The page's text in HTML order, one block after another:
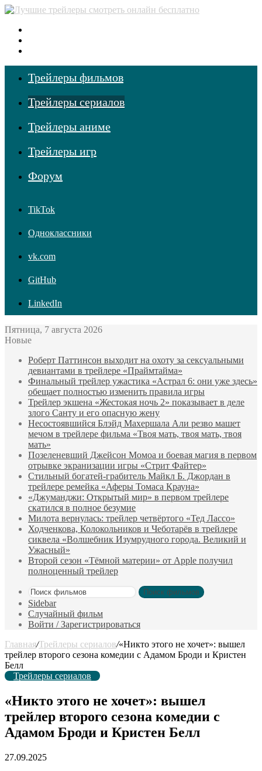
Трейлеры фильмов
Трейлеры сериалов
Трейлеры аниме
Трейлеры игр
Форум
TikTok
Одноклассники
vk.com
GitHub
LinkedIn
Пятница, 7 августа 2026
Новые
Роберт Паттинсон выходит на охоту за сексуальными
девиантами в трейлере «Праймтайма»
Финальный трейлер ужастика «Астрал 6: они уже здесь»
обещает полностью изменить правила игры
Трейлер экшена «Жестокая ночь 2» показывает в деле
злого Санту и его опасную жену
Несостоявшийся Блэйд Махершала Али резво машет
мечом в трейлере фильма «Твоя мать, твоя мать, твоя
мать»
Позеленевший Джейсон Момоа и боевая магия в первом
отрывке экранизации игры «Стрит Файтер»
Стильный богатей-грабитель Майкл Б. Джордан в
трейлере ремейка «Аферы Томаса Крауна»
«Джуманджи: Открытый мир» в первом трейлере
скатился в полное безумие
Милота вернулась: трейлер четвёртого «Тед Лассо»
Ходченкова, Колокольников и Чеботарёв в трейлере
сиквела «Волшебник Изумрудного города. Великий и
Ужасный»
Второй сезон «Тёмной материи» от Apple получил
полноценный трейлер
Поиск фильмов
Sidebar
Случайный фильм
Войти / Зарегистрироваться
Главная/Трейлеры сериалов/«Никто этого не хочет»: вышел
трейлер второго сезона комедии с Адамом Броди и Кристен
Белл
Трейлеры сериалов
«Никто этого не хочет»: вышел
трейлер второго сезона комедии с
Адамом Броди и Кристен Белл
27.09.2025